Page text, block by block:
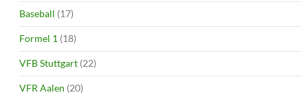
Baseball (17)
Formel 1 (18)
VFB Stuttgart (22)
VFR Aalen (20)